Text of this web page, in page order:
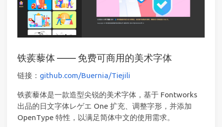
铁蒺藜体 —— 免费可商用的美术字体
链接： github.com/Buernia/Tiejili
铁蒺藜体是一款造型尖锐的美术字体，基于 Fontworks
出品的日文字体レゲエ One 扩充、调整字形，并添加
OpenType 特性，以满足简体中文的使用需求。